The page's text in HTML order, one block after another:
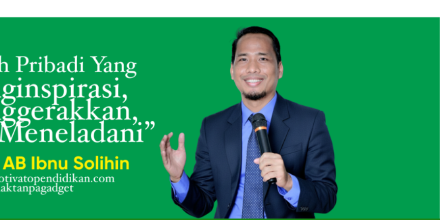
Tahun Menjaga Masa Kecil: Kisah Namin AB Ibnu Solihin Membesarkan Lima Anak Tanpa Gadget, TV, dan
Bioskop
SMK Mutual Kota Magelang Gelar Training “Creative Teacher” Bersama Namin AB Ibnu Solihin
Membesarkan Lima Anak Tanpa Gadget dan TV: Rahasia Konsistensi 13 Tahun Namin AB Ibnu Solihin